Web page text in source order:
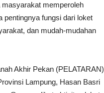
memperoleh
pentingnya fungsi dari loket
dan mudah-mudahan
Akhir Pekan (PELATARAN)
Lampung, Hasan Basri